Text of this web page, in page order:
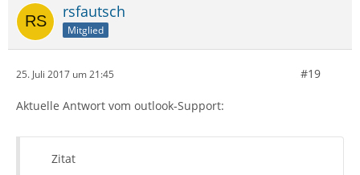
rsfautsch
Mitglied
25. Juli 2017 um 21:45 #19
Aktuelle Antwort vom outlook-Support:
Zitat